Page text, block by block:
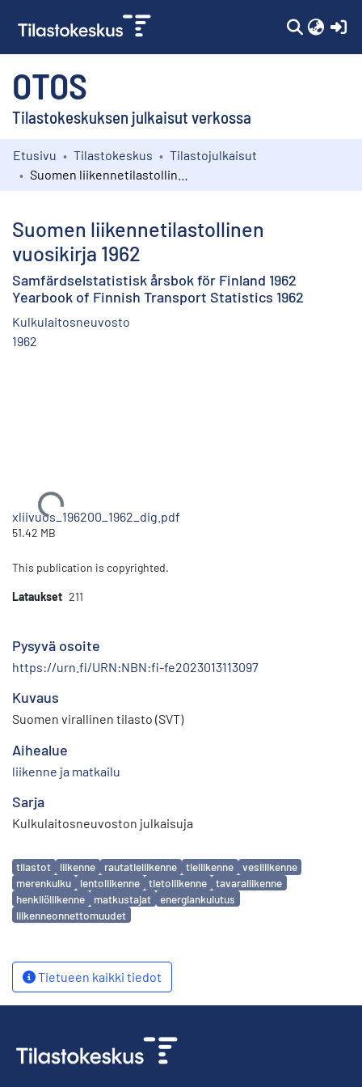
OTOS
Tilastokeskuksen julkaisut verkossa
Kokoelmat
Etusivu Tilastokeskus
Tilastojulkaisut
Suomen liikennetilastollinen
vuosikirja 1962
Samfärdselstatistisk årsbok för Finland 1962
Yearbook of Finnish Transport Statistics 1962
Kulkulaitosneuvosto
1962
Ladataan...
xliivuos_196200_1962_dig.pdf
51.42 MB
This publication is copyrighted.
Lataukset 211
Pysyvä osoite
https://urn.fi/URN:NBN:fi-fe2023013113097
Kuvaus
Suomen virallinen tilasto (SVT)
Aihealue
liikenne ja matkailu
Sarja
Kulkulaitosneuvoston julkaisuja
Avainsanat
tilastot liikenne rautatieliikenne tieliikenne
vesiliikenne
merenkulku
lentoliikenne tietoliikenne
tavaraliikenne
henkilöliikenne
matkustajat
energiankulutus
liikenneonnettomuudet
Tietueen kaikki tiedot